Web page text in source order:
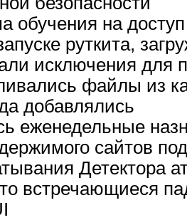
обучения на
руткита,
исключения для
файлы из
добавлялись
еженедельные
сайтов
Детектора
встречающиеся